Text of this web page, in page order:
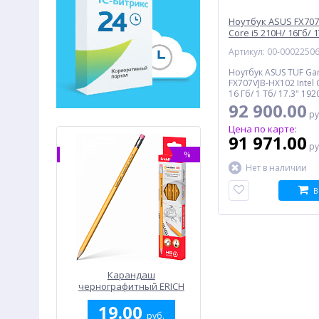
%
Карандаш
чернографитный ERICH
KRAUSE Amber 101 HB
45601-1, HB
19.00 руб.
Ноутбук ASUS
Core i5 210H/ 16Гб/
черный (90NR0MY5-
Артикул: 00-00022506
Ноутбук ASUS TUF
FX707VJB-HX102
16 Гб/ 1 Тб/ 17.3"
GeForce RTX 3050 6
Bluetooth/ no OS,
92 900.00
Цена по карте:
91 971.00
Нет в наличии